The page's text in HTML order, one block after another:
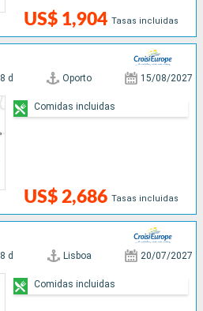
US$ 1,904 Tasas incluidas
8 d Oporto 15/08/2027
US$ 2,686 Tasas incluidas
Comidas incluidas
8 d Lisboa 20/07/2027
Comidas incluidas